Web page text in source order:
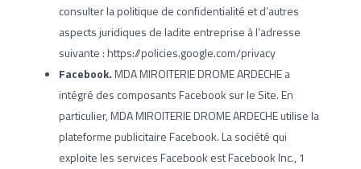
consulter la politique de confidentialité et d’autres
aspects juridiques de ladite entreprise à l’adresse
suivante : https://policies.google.com/privacy
Facebook.MDA MIROITERIE DROME ARDECHE a
intégré des composants Facebook sur le Site. En
particulier, MDA MIROITERIE DROME ARDECHE utilise la
plateforme publicitaire Facebook. La société qui
exploite les services Facebook est Facebook Inc., 1